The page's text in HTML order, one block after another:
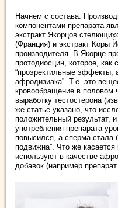
Начнем с состава.
компонентами препарата
экстракт Якорцов
(Франция) и экстракт Коры
производителя. В Якорце
протодиосцин, которое, как
“проэректильные эффекты,
афродизиака”. Т.е. это
кровообращение в половом
выработку тестостерона
же статье указано, что
положительный результат,
употребления препарата
повысился, а сперма стала
подвижна”. Что же
используют в качестве
добавок (например препарат